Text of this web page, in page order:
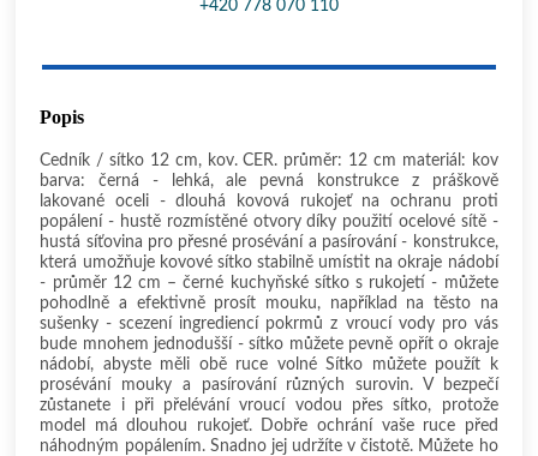
+420 778 070 110
Popis
Cedník / sítko 12 cm, kov. ČER. průměr: 12 cm materiál: kov
barva: černá - lehká, ale pevná konstrukce z práškově
lakované oceli - dlouhá kovová rukojeť na ochranu proti
popálení - hustě rozmístěné otvory díky použití ocelové sítě -
hustá síťovina pro přesné prosévání a pasírování - konstrukce,
která umožňuje kovové sítko stabilně umístit na okraje nádobí
- průměr 12 cm – černé kuchyňské sítko s rukojetí - můžete
pohodlně a efektivně prosít mouku, například na těsto na
sušenky - scezení ingrediencí pokrmů z vroucí vody pro vás
bude mnohem jednodušší - sítko můžete pevně opřít o okraje
nádobí, abyste měli obě ruce volné Sítko můžete použít k
prosévání mouky a pasírování různých surovin. V bezpečí
zůstanete i při přelévání vroucí vodou přes sítko, protože
model má dlouhou rukojeť. Dobře ochrání vaše ruce před
náhodným popálením. Snadno jej udržíte v čistotě. Můžete ho